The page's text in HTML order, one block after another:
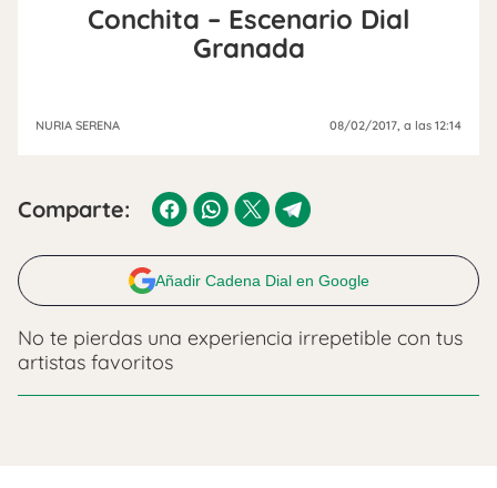
Conchita – Escenario Dial
Granada
NURIA SERENA 08/02/2017 , a las 12:14
Comparte:
Añadir Cadena Dial en Google
No te pierdas una experiencia irrepetible con tus
artistas favoritos